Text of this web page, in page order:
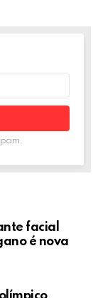
facial
é nova